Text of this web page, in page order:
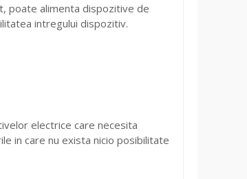
poate alimenta dispozitive de
intregului dispozitiv.
electrice care necesita
in care nu exista nicio posibilitate